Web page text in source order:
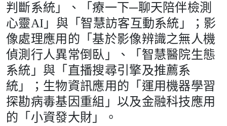
判斷系統」、「療一下─聊天陪伴檢測
心靈AI」與「智慧訪客互動系統」；影
像處理應用的「基於影像辨識之無人機
偵測行人異常倒臥」、「智慧醫院生態
系統」與「直播搜尋引擎及推薦系
統」；生物資訊應用的「運用機器學習
探勘病毒基因重組」以及金融科技應用
的「小資發大財」。